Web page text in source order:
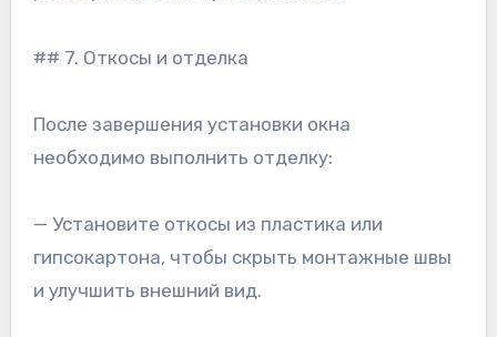
## 7. Откосы и отделка
После завершения установки окна
необходимо выполнить отделку:
— Установите откосы из пластика или
гипсокартона, чтобы скрыть монтажные швы
и улучшить внешний вид.